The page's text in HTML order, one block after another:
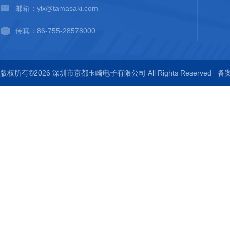
邮箱：ylx@tamasaki.com
传真：86-755-28578000
版权所有©2026 深圳市京都玉崎电子有限公司 All Rights Reserved 备